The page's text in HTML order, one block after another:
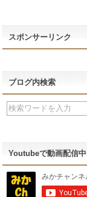
スポンサーリンク
ブログ内検索
Youtubeで動画配信中